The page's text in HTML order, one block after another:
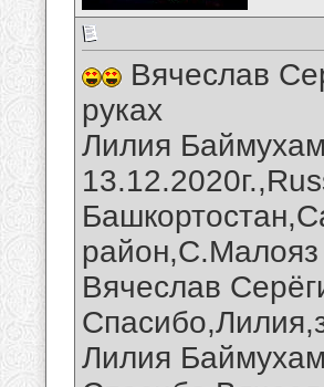
Вячеслав
руках
Лилия
район,С.Малояз
Вячеслав
Лилия